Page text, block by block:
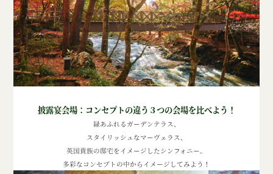
披露宴会場：コンセプトの違う３つの会場を比べよう！
緑あふれるガーデンテラス、
スタイリッシュなマーヴェラス、
英国貴族の邸宅をイメージしたシンフォニー。
多彩なコンセプトの中からイメージしてみよう！